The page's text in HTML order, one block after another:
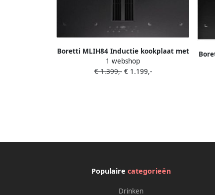
Boretti MLIH84 Inductie kookplaat met
afzuiging Hood-in-hob 83cm 4
kookzones
1 webshop
€ 1.399,-€ 1.199,-
Populairecategorieën
Drinken